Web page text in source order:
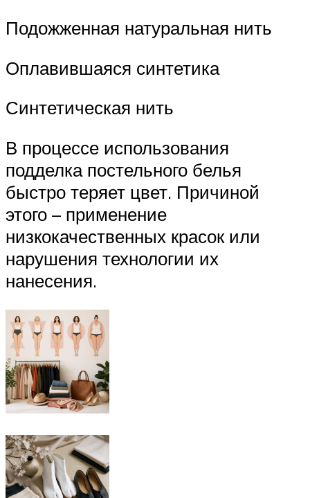
Подожженная натуральная нить
Оплавившаяся синтетика
Синтетическая нить
В процессе использования
подделка постельного белья
быстро теряет цвет. Причиной
этого – применение
низкокачественных красок или
нарушения технологии их
нанесения.